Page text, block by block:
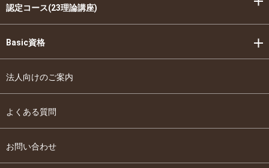
認定コース(23理論講座)
Basic資格
法人向けのご案内
よくある質問
お問い合わせ